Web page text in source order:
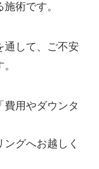
術です。
通して、ご不安
費用やダウンタ
グへお越しく